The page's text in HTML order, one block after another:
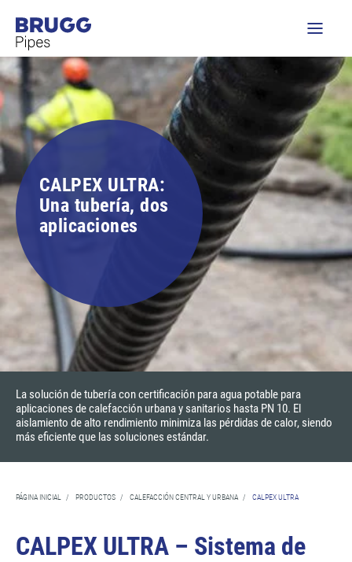
CALPEX ULTRA:
Una tubería, dos
aplicaciones
La solución de tubería con certificación para agua potable para
aplicaciones de calefacción urbana y sanitarios hasta PN 10. El
aislamiento de alto rendimiento minimiza las pérdidas de calor, siendo
más eficiente que las soluciones estándar.
PÁGINA INICIAL / PRODUCTOS / CALEFACCIÓN CENTRAL Y URBANA / CALPEX ULTRA
CALPEX ULTRA – Sistema de